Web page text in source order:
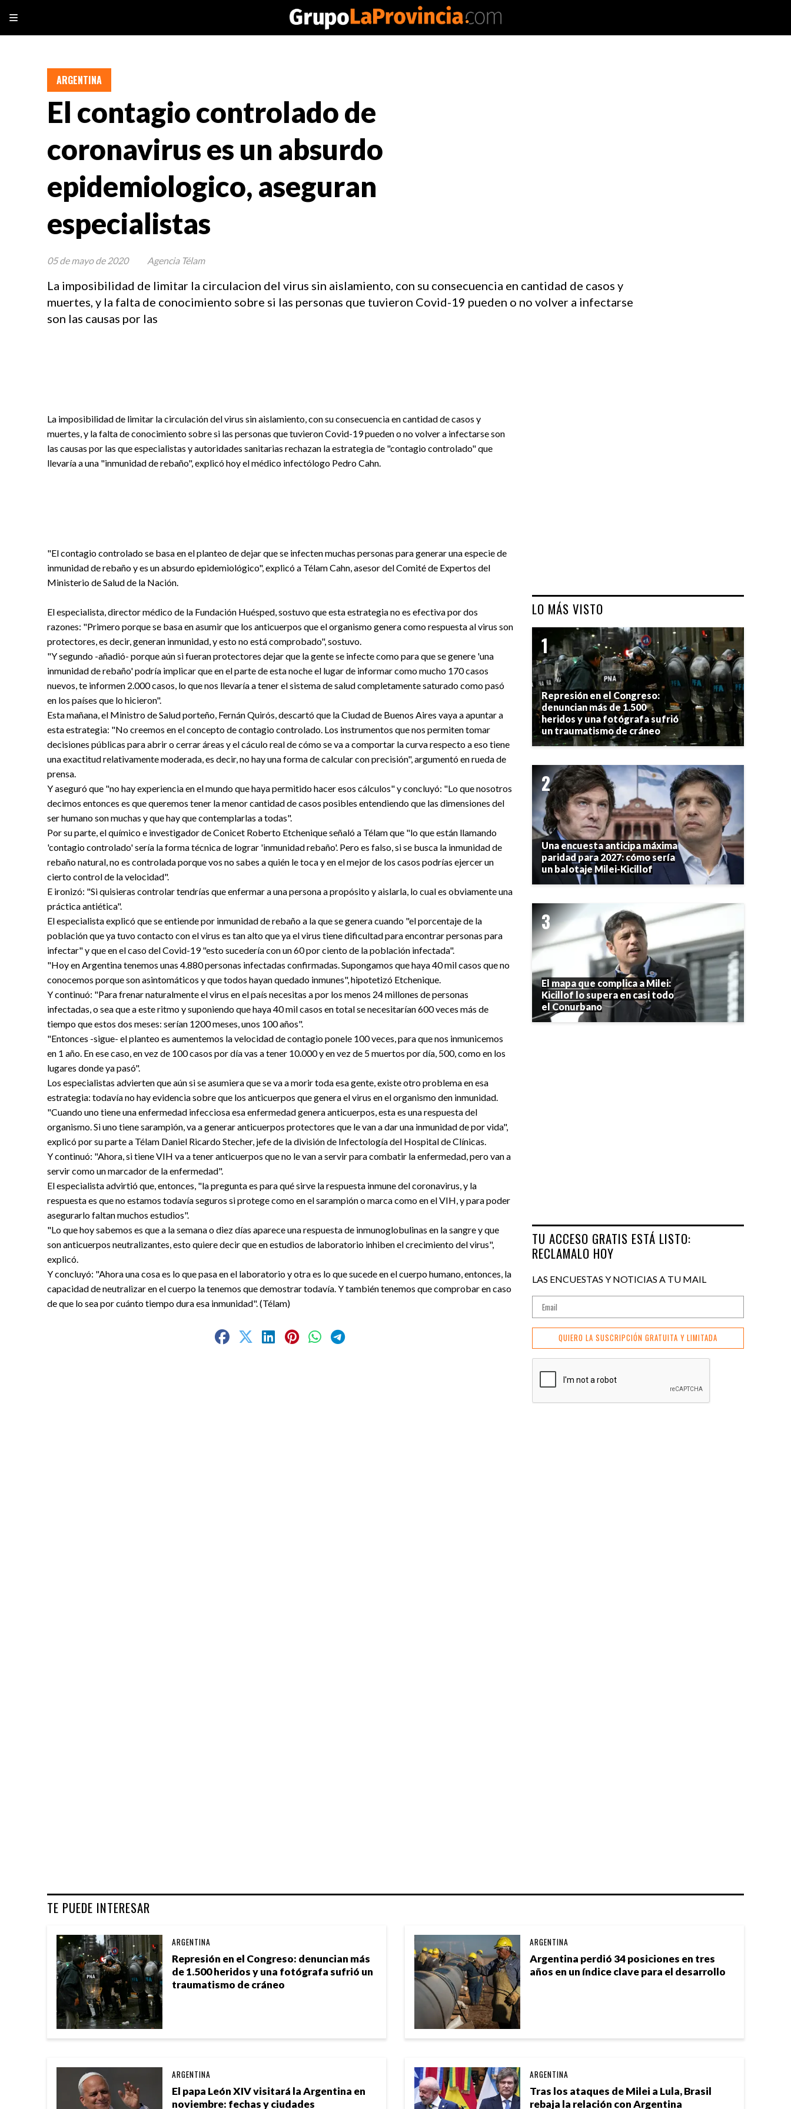
El contagio controlado de
coronavirus es un absurdo
epidemiologico, aseguran
especialistas
La imposibilidad de limitar la circulacion del virus sin aislamiento, con su consecuencia en cantidad de casos y
muertes, y la falta de conocimiento sobre si las personas que tuvieron Covid-19 pueden o no volver a infectarse
son las causas por las
ARGENTINA
05 de mayo de 2020 Agencia Télam
La imposibilidad de limitar la circulación del virus sin aislamiento, con su consecuencia en cantidad de casos y
muertes, y la falta de conocimiento sobre si las personas que tuvieron Covid-19 pueden o no volver a infectarse son
las causas por las que especialistas y autoridades sanitarias rechazan la estrategia de "contagio controlado" que
llevaría a una "inmunidad de rebaño", explicó hoy el médico infectólogo Pedro Cahn.
"El contagio controlado se basa en el planteo de dejar que se infecten muchas personas para generar una especie de
inmunidad de rebaño y es un absurdo epidemiológico", explicó a Télam Cahn, asesor del Comité de Expertos del
Ministerio de Salud de la Nación.
El especialista, director médico de la Fundación Huésped, sostuvo que esta estrategia no es efectiva por dos
razones: "Primero porque se basa en asumir que los anticuerpos que el organismo genera como respuesta al virus son
protectores, es decir, generan inmunidad, y esto no está comprobado", sostuvo.
"Y segundo -añadió- porque aún si fueran protectores dejar que la gente se infecte como para que se genere 'una
inmunidad de rebaño' podría implicar que en el parte de esta noche el lugar de informar como mucho 170 casos
nuevos, te informen 2.000 casos, lo que nos llevaría a tener el sistema de salud completamente saturado como pasó
en los países que lo hicieron".
Esta mañana, el Ministro de Salud porteño, Fernán Quirós, descartó que la Ciudad de Buenos Aires vaya a apuntar a
esta estrategia: "No creemos en el concepto de contagio controlado. Los instrumentos que nos permiten tomar
decisiones públicas para abrir o cerrar áreas y el cáculo real de cómo se va a comportar la curva respecto a eso tiene
una exactitud relativamente moderada, es decir, no hay una forma de calcular con precisión", argumentó en rueda de
prensa.
Y aseguró que "no hay experiencia en el mundo que haya permitido hacer esos cálculos" y concluyó: "Lo que nosotros
decimos entonces es que queremos tener la menor cantidad de casos posibles entendiendo que las dimensiones del
ser humano son muchas y que hay que contemplarlas a todas".
Por su parte, el químico e investigador de Conicet Roberto Etchenique señaló a Télam que "lo que están llamando
'contagio controlado' sería la forma técnica de lograr 'inmunidad rebaño'. Pero es falso, si se busca la inmunidad de
rebaño natural, no es controlada porque vos no sabes a quién le toca y en el mejor de los casos podrías ejercer un
cierto control de la velocidad".
E ironizó: "Si quisieras controlar tendrías que enfermar a una persona a propósito y aislarla, lo cual es obviamente una
práctica antiética".
El especialista explicó que se entiende por inmunidad de rebaño a la que se genera cuando "el porcentaje de la
población que ya tuvo contacto con el virus es tan alto que ya el virus tiene dificultad para encontrar personas para
infectar" y que en el caso del Covid-19 "esto sucedería con un 60 por ciento de la población infectada".
"Hoy en Argentina tenemos unas 4.880 personas infectadas confirmadas. Supongamos que haya 40 mil casos que no
conocemos porque son asintomáticos y que todos hayan quedado inmunes", hipotetizó Etchenique.
Y continuó: "Para frenar naturalmente el virus en el país necesitas a por los menos 24 millones de personas
infectadas, o sea que a este ritmo y suponiendo que haya 40 mil casos en total se necesitarían 600 veces más de
tiempo que estos dos meses: serían 1200 meses, unos 100 años".
"Entonces -sigue- el planteo es aumentemos la velocidad de contagio ponele 100 veces, para que nos inmunicemos
en 1 año. En ese caso, en vez de 100 casos por día vas a tener 10.000 y en vez de 5 muertos por día, 500, como en los
lugares donde ya pasó".
Los especialistas advierten que aún si se asumiera que se va a morir toda esa gente, existe otro problema en esa
estrategia: todavía no hay evidencia sobre que los anticuerpos que genera el virus en el organismo den inmunidad.
"Cuando uno tiene una enfermedad infecciosa esa enfermedad genera anticuerpos, esta es una respuesta del
organismo. Si uno tiene sarampión, va a generar anticuerpos protectores que le van a dar una inmunidad de por vida",
explicó por su parte a Télam Daniel Ricardo Stecher, jefe de la división de Infectología del Hospital de Clínicas.
Y continuó: "Ahora, si tiene VIH va a tener anticuerpos que no le van a servir para combatir la enfermedad, pero van a
servir como un marcador de la enfermedad".
El especialista advirtió que, entonces, "la pregunta es para qué sirve la respuesta inmune del coronavirus, y la
respuesta es que no estamos todavía seguros si protege como en el sarampión o marca como en el VIH, y para poder
asegurarlo faltan muchos estudios".
"Lo que hoy sabemos es que a la semana o diez días aparece una respuesta de inmunoglobulinas en la sangre y que
son anticuerpos neutralizantes, esto quiere decir que en estudios de laboratorio inhiben el crecimiento del virus",
explicó.
Y concluyó: "Ahora una cosa es lo que pasa en el laboratorio y otra es lo que sucede en el cuerpo humano, entonces, la
capacidad de neutralizar en el cuerpo la tenemos que demostrar todavía. Y también tenemos que comprobar en caso
de que lo sea por cuánto tiempo dura esa inmunidad". (Télam)
TE PUEDE INTERESAR
Represión en el Congreso: denuncian más
de 1.500 heridos y una fotógrafa sufrió un
traumatismo de cráneo
ARGENTINA
Argentina perdió 34 posiciones en tres
años en un índice clave para el desarrollo
ARGENTINA
El papa León XIV visitará la Argentina en
noviembre: fechas y ciudades
ARGENTINA
Tras los ataques de Milei a Lula, Brasil
rebaja la relación con Argentina
ARGENTINA
LO MÁS VISTO
Represión en el Congreso:
denuncian más de 1.500
heridos y una fotógrafa sufrió
un traumatismo de cráneo
Una encuesta anticipa máxima
paridad para 2027: cómo sería
un balotaje Milei-Kicillof
El mapa que complica a Milei:
Kicillof lo supera en casi todo
el Conurbano
TU ACCESO GRATIS ESTÁ LISTO:
RECLAMALO HOY
LAS ENCUESTAS Y NOTICIAS A TU MAIL
QUIERO LA SUSCRIPCIÓN GRATUITA Y LIMITADA